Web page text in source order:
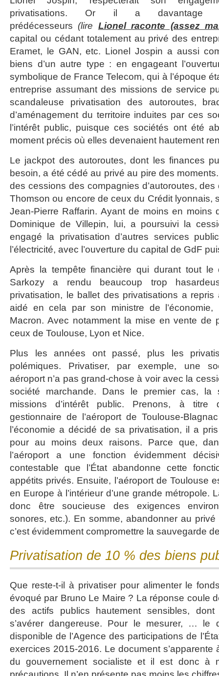
privatisations. Or il a davantage
prédécesseurs (lire Lionel raconte (assez
capital ou cédant totalement au privé des
Eramet, le GAN, etc. Lionel Jospin a aussi
biens d’un autre type : en engageant
symbolique de France Telecom, qui à l’époque
entreprise assumant des missions de service
scandaleuse privatisation des autoroutes,
d’aménagement du territoire induites par ces
l’intérêt public, puisque ces sociétés ont été
moment précis où elles devenaient hautement
Le jackpot des autoroutes, dont les finances
besoin, a été cédé au privé au pire des
des cessions des compagnies d’autoroutes,
Thomson ou encore de ceux du Crédit lyonnais,
Jean-Pierre Raffarin. Ayant de moins en moins
Dominique de Villepin, lui, a poursuivi la
engagé la privatisation d’autres services
l’électricité, avec l’ouverture du capital de GdF
Après la tempête financière qui durant tout le
Sarkozy a rendu beaucoup trop
privatisation, le ballet des privatisations a
aidé en cela par son ministre de
Macron. Avec notamment la mise en vente de
ceux de Toulouse, Lyon et Nice.
Plus les années ont passé, plus les
polémiques. Privatiser, par exemple, une
aéroport n’a pas grand-chose à voir avec la
société marchande. Dans le premier cas, la
missions d’intérêt public. Prenons, à titre
gestionnaire de l’aéroport de Toulouse-
l’économie a décidé de sa privatisation, il a
pour au moins deux raisons. Parce que,
l’aéroport a une fonction évidemment
contestable que l’État abandonne cette
appétits privés. Ensuite, l’aéroport de Toulouse
en Europe à l’intérieur d’une grande métropole.
donc être soucieuse des exigences
sonores, etc.). En somme, abandonner au
c’est évidemment compromettre la sauvegarde
Privatisation de 10 % des biens
Que reste-t-il à privatiser pour alimenter le
évoqué par Bruno Le Maire ? La réponse coule
des actifs publics hautement sensibles, dont
s’avérer dangereuse. Pour le mesurer, … le
disponible de l’Agence des participations de
exercices 2015-2016. Le document s’apparente
du gouvernement socialiste et il est donc à